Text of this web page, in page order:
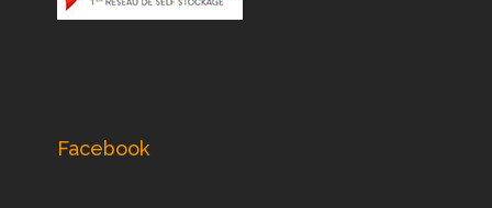
Facebook